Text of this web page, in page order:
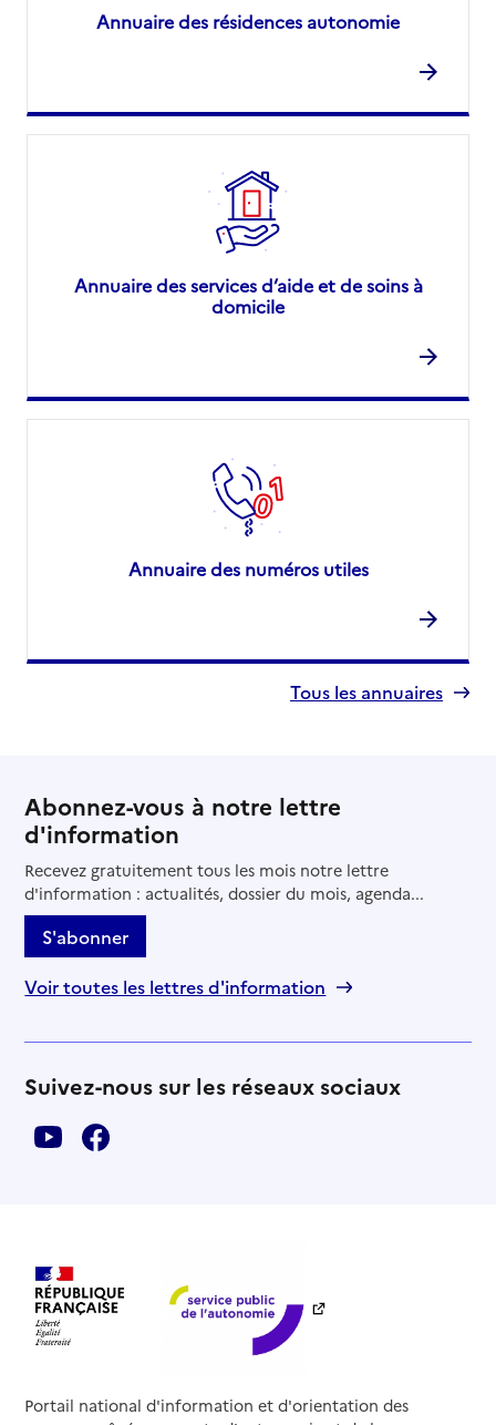
Annuaire des résidences autonomie
Annuaire des services d’aide et de soins à
domicile
Annuaire des numéros utiles
Tous les annuaires
Abonnez-vous à notre lettre
d'information
Recevez gratuitement tous les mois notre lettre
d'information : actualités, dossier du mois, agenda...
S'abonner
Voir toutes les lettres d'information
Suivez-nous sur les réseaux sociaux
Portail national d'information et d'orientation des